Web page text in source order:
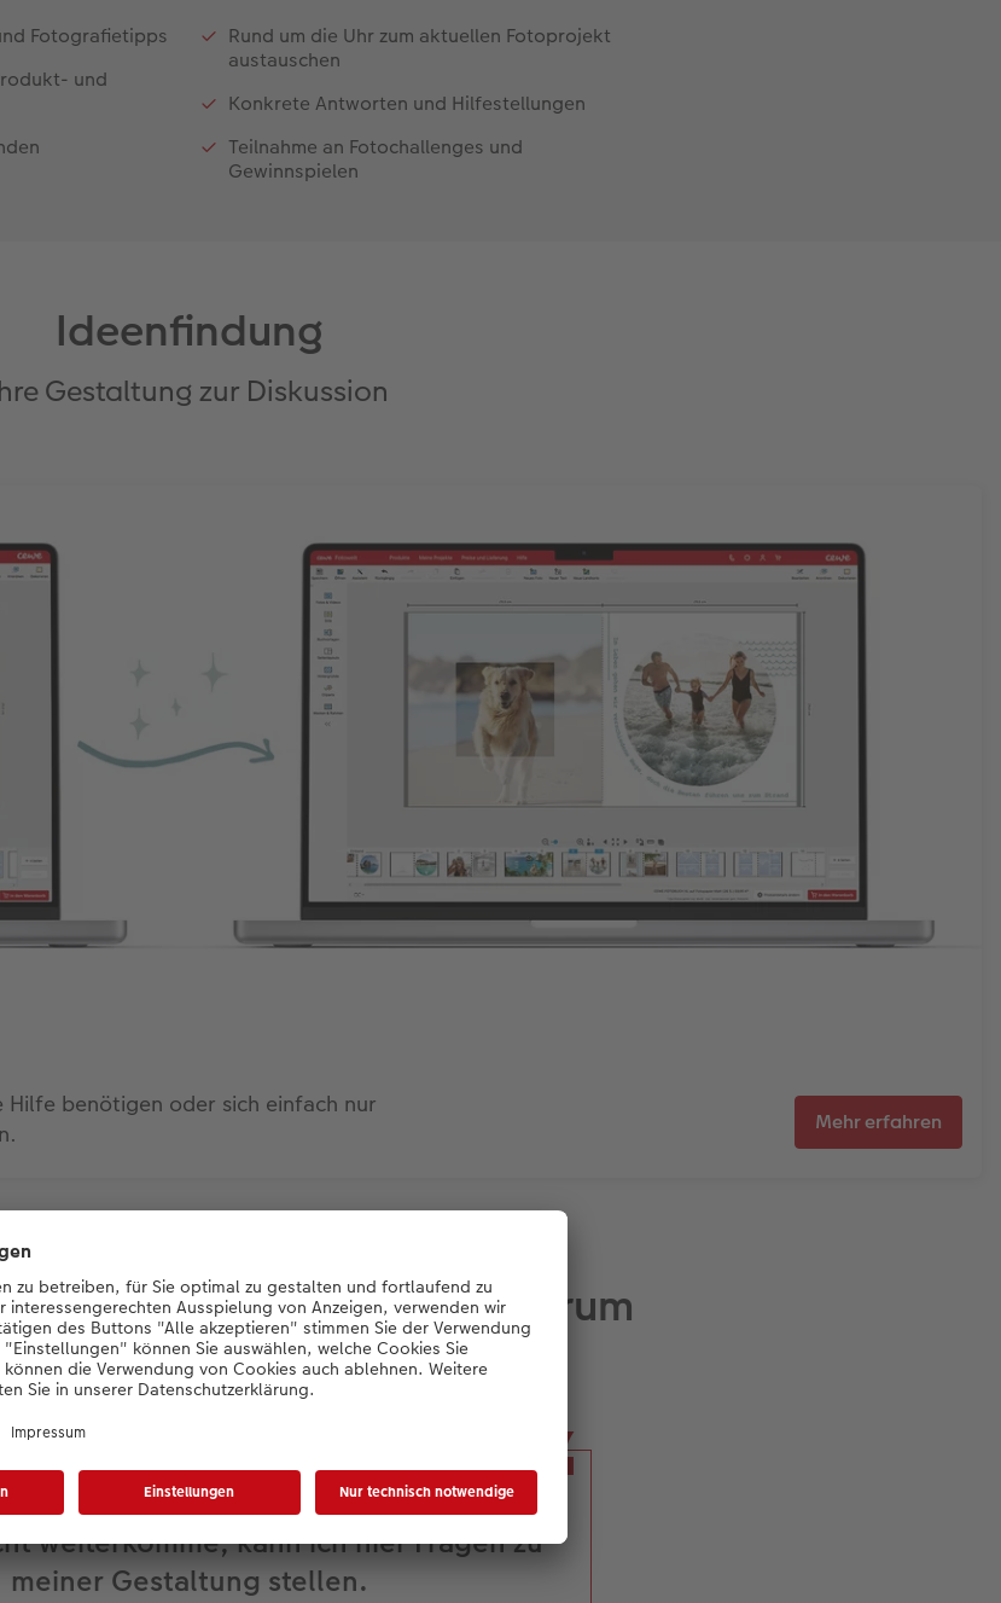
Fotografietipps
und
Rund um die Uhr zum aktuellen Fotoprojekt
austauschen
Konkrete Antworten und Hilfestellungen
Teilnahme an Fotochallenges und
Gewinnspielen
Ideenfindung
Gestaltung zur Diskussion
Hilfe benötigen oder sich einfach nur
Mehr erfahren
Mitglieder im CEWE Forum
ist für mich eine Quelle der Inspiration.
weiterkomme, kann ich hier Fragen zu
meiner Gestaltung stellen.